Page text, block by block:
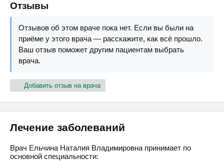
Отзывы
Отзывов об этом враче пока нет. Если вы были на
приёме у этого врача — расскажите, как всё прошло.
Ваш отзыв поможет другим пациентам выбрать
врача.
Добавить отзыв на врача
Лечение заболеваний
Врач Ельчина Наталия Владимировна принимает по
основной специальности: